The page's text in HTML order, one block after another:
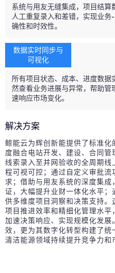
系统与用友无缝集成，项目结
人工重复录入和差错，实现业
确性和时效性。
数据实时同步与
可视化
所有项目状态、成本、进度数
然查看业务进展与异常，帮助
速响应市场变化。
解决方案
鲸能云为辉创新能提供了标准
度融合电站开发、建设、合同
线索录入至并网验收的全周期
程可视可控；通过自定义审批
求；借助与用友系统的深度集
证，大幅提升业财一体化水平
供多维度项目洞察和决策支持
项目推进效率和精细化管理水平
加速决策响应、实现规模化发
效，更为其数字化转型构建了
清洁能源领域持续提升竞争力和